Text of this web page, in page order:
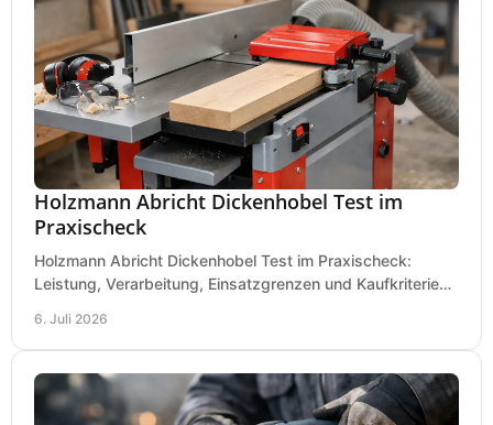
Holzmann Abricht Dickenhobel Test im
Praxischeck
Holzmann Abricht Dickenhobel Test im Praxischeck:
Leistung, Verarbeitung, Einsatzgrenzen und Kaufkriterien
6. Juli 2026